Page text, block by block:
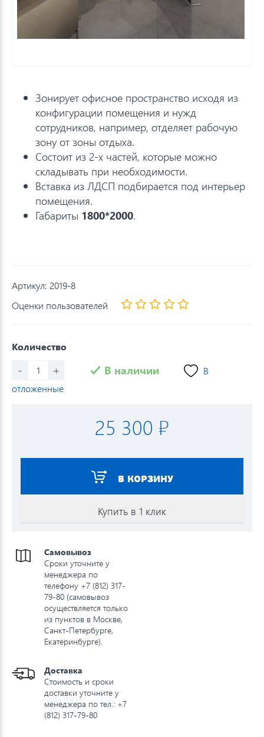
Зонирует офисное пространство исходя из
конфигурации помещения и нужд
сотрудников, например, отделяет рабочую
зону от зоны отдыха.
Состоит из 2-х частей, которые можно
складывать при необходимости.
Вставка из ЛДСП подбирается под интерьер
помещения.
Габариты 1800*2000.
Артикул: 2019-8
Оценки пользователей
Количество
- + В наличии
В
отложенные
25 300 ₽
В КОРЗИНУ
Купить в 1 клик
Самовывоз
Сроки уточните у
менеджера по
телефону +7 (812) 317-
79-80 (самовывоз
осуществляется только
из пунктов в Москве,
Санкт-Петербурге,
Екатеринбурге).
Доставка
Стоимость и сроки
доставки уточните у
менеджера по тел.: +7
(812) 317-79-80